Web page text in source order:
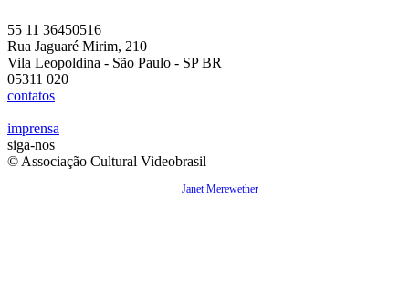
Janet Merewether
55 11 36450516
Rua Jaguaré Mirim, 210
Vila Leopoldina - São Paulo - SP BR
05311 020
contatos
imprensa
siga-nos
© Associação Cultural Videobrasil